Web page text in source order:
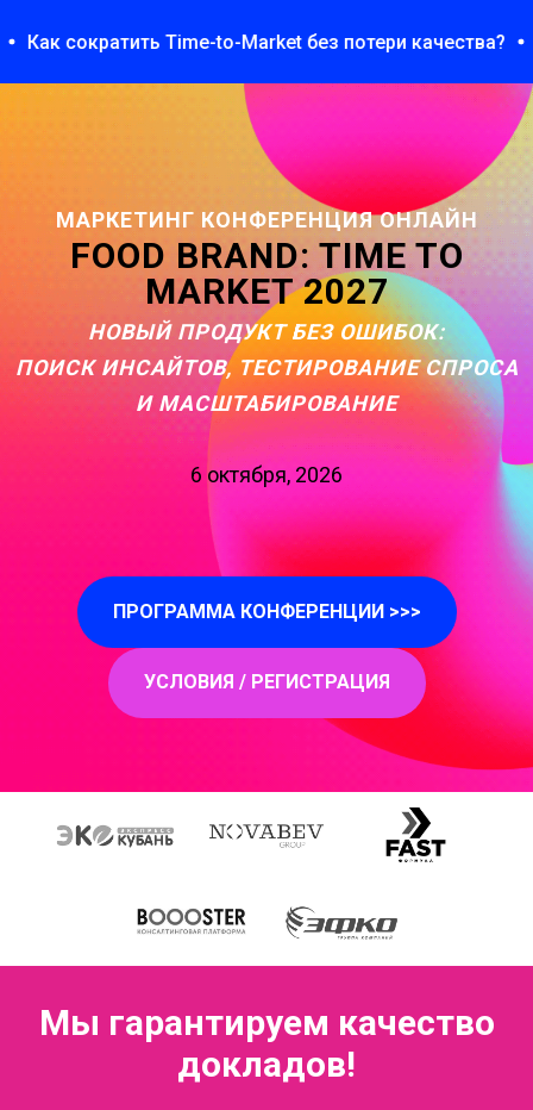
Time-to-Market без потери качества? Как
МАРКЕТИНГ КОНФЕРЕНЦИЯ ОНЛАЙН
FOOD BRAND: TIME TO
MARKET 2027
НОВЫЙ ПРОДУКТ БЕЗ ОШИБОК:
ПОИСК ИНСАЙТОВ, ТЕСТИРОВАНИЕ СПРОСА
И МАСШТАБИРОВАНИЕ
6 октября, 2026
ПРОГРАММА КОНФЕРЕНЦИИ >>>
УСЛОВИЯ / РЕГИСТРАЦИЯ
Мы гарантируем качество
докладов!